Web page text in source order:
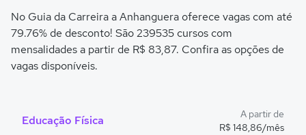
No Guia da Carreira a Anhanguera oferece vagas com até
79.76% de desconto! São 239535 cursos com
mensalidades a partir de R$ 83,87. Confira as opções de
vagas disponíveis.
Educação Física
A partir de
R$ 148,86/mês